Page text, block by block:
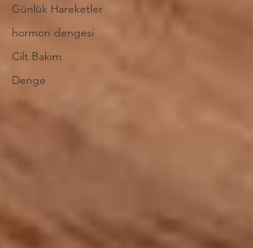
Günlük Hareketler
hormon dengesi
Cilt Bakım
Denge